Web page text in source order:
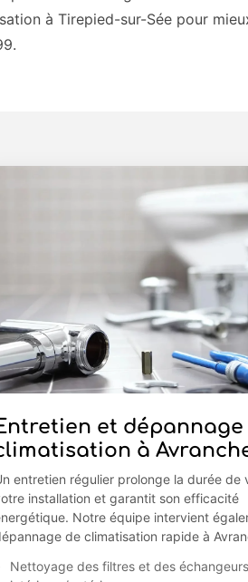
à Tirepied-sur-Sée pour
et dépannage
à
entretien régulier prolonge la durée de
installation et garantit son efficacité
Notre équipe intervient
de climatisation rapide à
Nettoyage des filtres et des échangeurs